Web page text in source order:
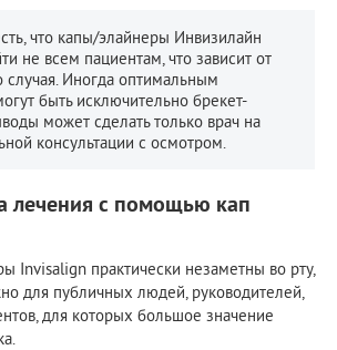
что капы/элайнеры Инвизилайн
не всем пациентам, что зависит от
случая. Иногда оптимальным
быть исключительно брекет-
может сделать только врач на
консультации с осмотром.
лечения с помощью кап
Invisalign практически незаметны во рту,
для публичных людей, руководителей,
для которых большое значение